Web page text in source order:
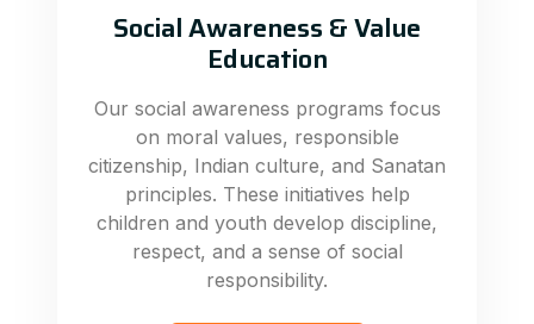
Social Awareness & Value
Education
Our social awareness programs focus
on moral values, responsible
citizenship, Indian culture, and Sanatan
principles. These initiatives help
children and youth develop discipline,
respect, and a sense of social
responsibility.